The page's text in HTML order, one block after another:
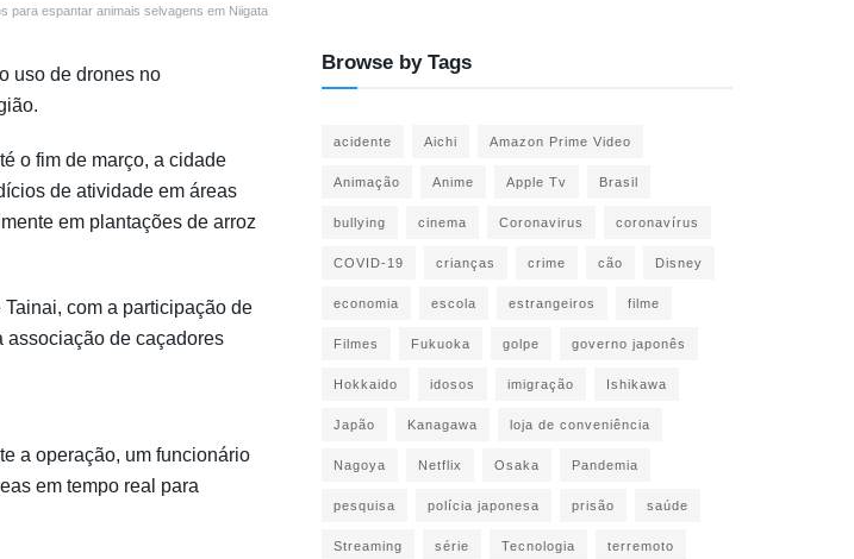
espantar animais selvagens em Niigata
uso de drones no
o fim de março, a cidade
de atividade em áreas
em plantações de arroz
com a participação de
associação de caçadores
a operação, um funcionário
em tempo real para
Browse by Tags
acidente Aichi Amazon Prime Video
Animação Anime Apple Tv Brasil
bullying cinema Coronavirus coronavírus
COVID-19 crianças crime cão Disney
economia escola estrangeiros filme
Filmes Fukuoka golpe governo japonês
Hokkaido idosos imigração Ishikawa
Japão Kanagawa loja de conveniência
Nagoya Netflix Osaka Pandemia
pesquisa polícia japonesa prisão saúde
Streaming série Tecnologia terremoto